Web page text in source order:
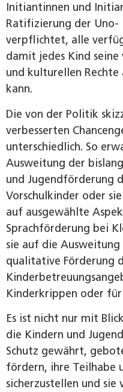
Initiantinnen und
Ratifizierung der Uno-
verpflichtet, alle
damit jedes Kind
und kulturellen
kann.
Die von der Politik
verbesserten
unterschiedlich. So
Ausweitung der
und Jugendförderung
Vorschulkinder oder
auf ausgewählte
Sprachförderung bei
sie auf die
qualitative Förderung
Kinderkrippen oder für
Es ist nicht nur mit
die Kindern und
Schutz gewährt,
fördern, ihre Teilhabe
sicherzustellen und